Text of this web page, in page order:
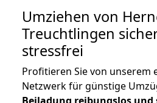
Umziehen von
Treuchtlingen
stressfrei
Profitieren Sie von unserem
Netzwerk für günstige